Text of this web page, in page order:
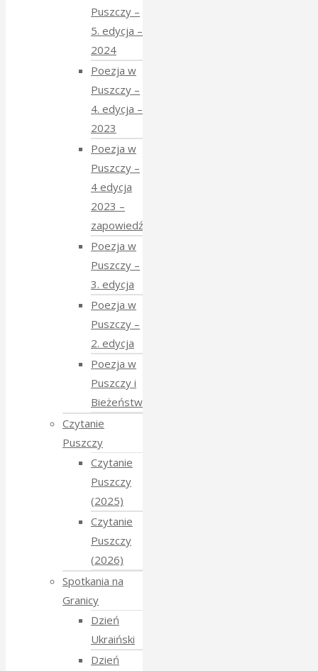
Puszczy –
5. edycja –
2024
Poezja w
Puszczy –
4. edycja –
2023
Poezja w
Puszczy –
4 edycja
2023 –
zapowiedź
Poezja w
Puszczy –
3. edycja
Poezja w
Puszczy –
2. edycja
Poezja w
Puszczy i
Bieżeństwo
Czytanie
Puszczy
Czytanie
Puszczy
(2025)
Czytanie
Puszczy
(2026)
Spotkania na
Granicy
Dzień
Ukraiński
Dzień